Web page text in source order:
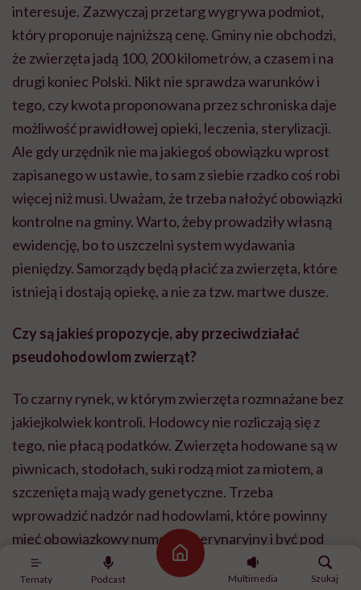
Tematy Podcast
Strona główna
Multimedia
Szukaj
interesuje. Zazwyczaj przetarg wygrywa podmiot,
który proponuje najniższą cenę. Gminy nie obchodzi,
że zwierzęta jadą 100, 200 kilometrów, a czasem i na
drugi koniec Polski. Nikt nie sprawdza warunków i
tego, czy kwota proponowana przez schroniska daje
możliwość prawidłowej opieki, leczenia, sterylizacji.
Ale gdy urzędnik nie ma jakiegoś obowiązku wprost
zapisanego w ustawie, to sam z siebie rzadko coś robi
więcej niż musi. Uważam, że trzeba nałożyć obowiązki
kontrolne na gminy. Warto, żeby prowadziły własną
ewidencję, bo to uszczelni system wydawania
pieniędzy. Samorządy będą płacić za zwierzęta, które
istnieją i dostają opiekę, a nie za tzw. martwe dusze.
Czy są jakieś propozycje, aby przeciwdziałać
pseudohodowlom zwierząt?
To czarny rynek, w którym zwierzęta rozmnażane bez
jakiejkolwiek kontroli. Hodowcy nie rozliczają się z
tego, nie płacą podatków. Zwierzęta hodowane są w
piwnicach, stodołach, suki rodzą miot za miotem, a
szczenięta mają wady genetyczne. Trzeba
wprowadzić nadzór nad hodowlami, które powinny
mieć obowiązkowy numer weterynaryjny i być pod
kontrolą powiatowego lekarza weterynarii tak jak
gospodarstwa rolne czy schroniska dla zwierząt.